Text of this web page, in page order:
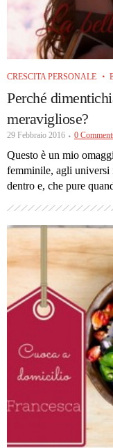
CRESCITA PERSONALE
Perché
meravigliose?
29 Febbraio 2016 0
Questo è un mio
femminile, agli universi
dentro e, che pure